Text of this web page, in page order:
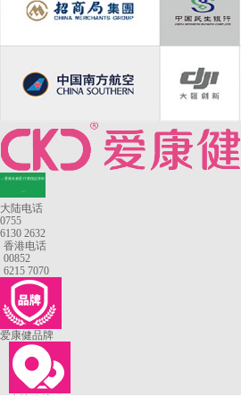
—香港长者医疗券指定牙科
大陆电话
0755
6130 2632
香港电话
00852
6215 7070
爱康健品牌